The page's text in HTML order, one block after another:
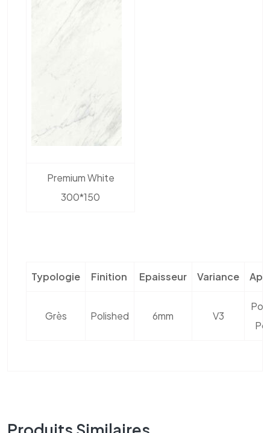
Premium White
300*150
Typologie Finition Epaisseur Variance
Grès Polished 6mm V3